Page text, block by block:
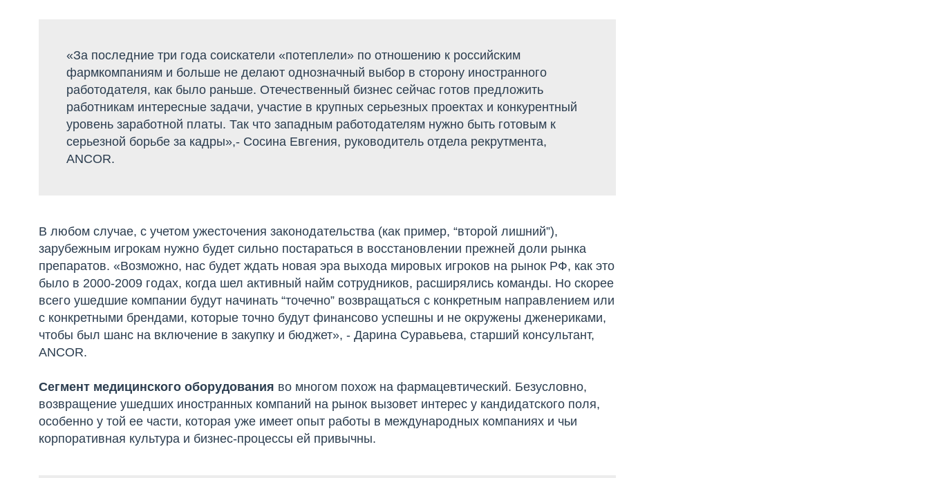
«За последние три года соискатели «потеплели» по отношению к российским
фармкомпаниям и больше не делают однозначный выбор в сторону иностранного
работодателя, как было раньше. Отечественный бизнес сейчас готов предложить
работникам интересные задачи, участие в крупных серьезных проектах и конкурентный
уровень заработной платы. Так что западным работодателям нужно быть готовым к
серьезной борьбе за кадры»,- Сосина Евгения, руководитель отдела рекрутмента,
ANCOR.
В любом случае, с учетом ужесточения законодательства (как пример, “второй лишний”),
зарубежным игрокам нужно будет сильно постараться в восстановлении прежней доли рынка
препаратов. «Возможно, нас будет ждать новая эра выхода мировых игроков на рынок РФ, как это
было в 2000-2009 годах, когда шел активный найм сотрудников, расширялись команды. Но скорее
всего ушедшие компании будут начинать “точечно” возвращаться с конкретным направлением или
с конкретными брендами, которые точно будут финансово успешны и не окружены дженериками,
чтобы был шанс на включение в закупку и бюджет», - Дарина Суравьева, старший консультант,
ANCOR.
Сегмент медицинского оборудования во многом похож на фармацевтический. Безусловно,
возвращение ушедших иностранных компаний на рынок вызовет интерес у кандидатского поля,
особенно у той ее части, которая уже имеет опыт работы в международных компаниях и чьи
корпоративная культура и бизнес-процессы ей привычны.